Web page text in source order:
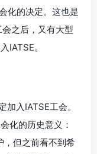
化的决定。这也是
之后，又有大型
IATSE。
入IATSE工会。
化的历史意义：
，但之前看不到希